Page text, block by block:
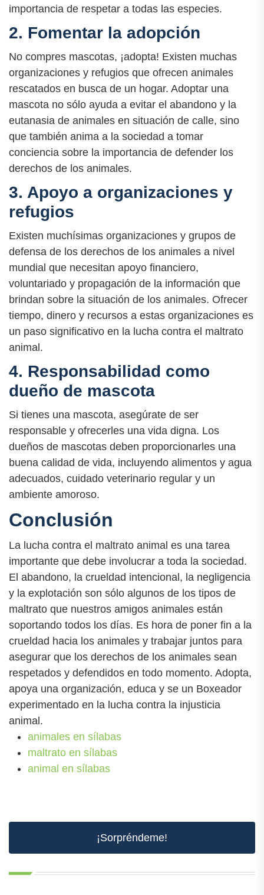
importancia de respetar a todas las especies.
2. Fomentar la adopción
No compres mascotas, ¡adopta! Existen muchas
organizaciones y refugios que ofrecen animales
rescatados en busca de un hogar. Adoptar una
mascota no sólo ayuda a evitar el abandono y la
eutanasia de animales en situación de calle, sino
que también anima a la sociedad a tomar
conciencia sobre la importancia de defender los
derechos de los animales.
3. Apoyo a organizaciones y
refugios
Existen muchísimas organizaciones y grupos de
defensa de los derechos de los animales a nivel
mundial que necesitan apoyo financiero,
voluntariado y propagación de la información que
brindan sobre la situación de los animales. Ofrecer
tiempo, dinero y recursos a estas organizaciones es
un paso significativo en la lucha contra el maltrato
animal.
4. Responsabilidad como
dueño de mascota
Si tienes una mascota, asegúrate de ser
responsable y ofrecerles una vida digna. Los
dueños de mascotas deben proporcionarles una
buena calidad de vida, incluyendo alimentos y agua
adecuados, cuidado veterinario regular y un
ambiente amoroso.
Conclusión
La lucha contra el maltrato animal es una tarea
importante que debe involucrar a toda la sociedad.
El abandono, la crueldad intencional, la negligencia
y la explotación son sólo algunos de los tipos de
maltrato que nuestros amigos animales están
soportando todos los días. Es hora de poner fin a la
crueldad hacia los animales y trabajar juntos para
asegurar que los derechos de los animales sean
respetados y defendidos en todo momento. Adopta,
apoya una organización, educa y se un Boxeador
experimentado en la lucha contra la injusticia
animal.
animales en sílabas
maltrato en sílabas
animal en sílabas
¡Sorpréndeme!